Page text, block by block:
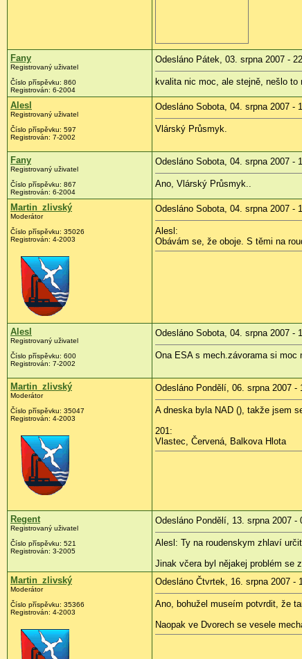
Fany
Registrovaný uživatel
Číslo příspěvku: 860
Registrován: 6-2004
Odesláno Pátek, 03. srpna 2007 -
kvalita nic moc, ale stejně, nešlo
Alesl
Registrovaný uživatel
Číslo příspěvku: 597
Registrován: 7-2002
Odesláno Sobota, 04. srpna 2007 -
Vlárský Průsmyk.
Fany
Registrovaný uživatel
Číslo příspěvku: 867
Registrován: 6-2004
Odesláno Sobota, 04. srpna 2007 -
Ano, Vlárský Průsmyk..
Martin_zlivský
Moderátor
Číslo příspěvku: 35026
Registrován: 4-2003
Odesláno Sobota, 04. srpna 2007 -
Alesl:
Obávám se, že oboje. S těmi na
Alesl
Registrovaný uživatel
Číslo příspěvku: 600
Registrován: 7-2002
Odesláno Sobota, 04. srpna 2007 -
Ona ESA s mech.závorama si
Martin_zlivský
Moderátor
Číslo příspěvku: 35047
Registrován: 4-2003
Odesláno Pondělí, 06. srpna 2007 -
A dneska byla NAD (), takže jsem
201:
Vlastec, Červená, Balkova Hlota
Regent
Registrovaný uživatel
Číslo příspěvku: 521
Registrován: 3-2005
Odesláno Pondělí, 13. srpna 2007 -
Alesl: Ty na roudenskym zhlaví
Jinak včera byl nějakej problém se
Martin_zlivský
Moderátor
Číslo příspěvku: 35366
Registrován: 4-2003
Odesláno Čtvrtek, 16. srpna 2007 -
Ano, bohužel museím potvrdit, že
Naopak ve Dvorech se vesele